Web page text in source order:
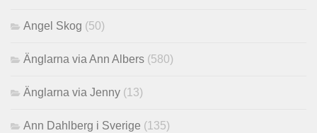
Angel Skog (50)
Änglarna via Ann Albers (580)
Änglarna via Jenny (13)
Ann Dahlberg i Sverige (135)